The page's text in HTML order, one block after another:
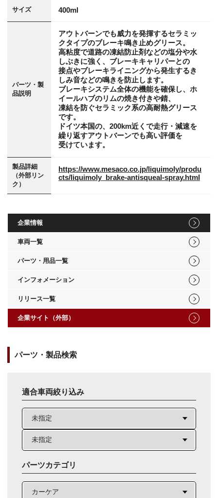
サイズ 400ml
パーツ・製
品説明
アウトバーンでも威力を発揮するセラミッ
クタイプのブレーキ鳴き止めグリース。
高粘度で道路の凍結防止剤などの塩分や水
しぶきに強く、ブレーキキャリパーとの
接点やブレーキライニングから発生するき
しみ音などの鳴きを防止します。
ブレーキシステム全体の機能を確保し、ホ
イールハブのリムの焼き付きや錆、
凍結を防ぐセラミック系の高耐熱グリース
です。
ドイツ本国の、200km近くで走行・減速を
繰り返すアウトバーンでも高い評価を
受けています。
製品詳細
（外部リン
ク）
https://www.mesaco.co.jp/liquimoly/produ
cts/liquimoly_brake-antisqueal-spray.html
企業情報
車両一覧
パーツ・用品一覧
インフォメーション
リリース一覧
企業サイト（外部）
パーツ・製品検索
適合車両絞り込み
パーツカテゴリ